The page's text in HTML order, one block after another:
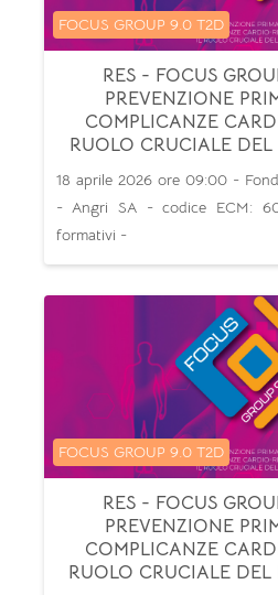
RES - FOCUS
PREVENZIONE
COMPLICANZE
RUOLO CRUCIALE
Categoria di corsi
FOCUS GROUP 9.0 T2D
18 aprile 2026 ore 09:00 -
- Angri SA - codice ECM:
formativi -
RES - FOCUS
PREVENZIONE
COMPLICANZE
RUOLO CRUCIALE
Categoria di corsi
FOCUS GROUP 9.0 T2D